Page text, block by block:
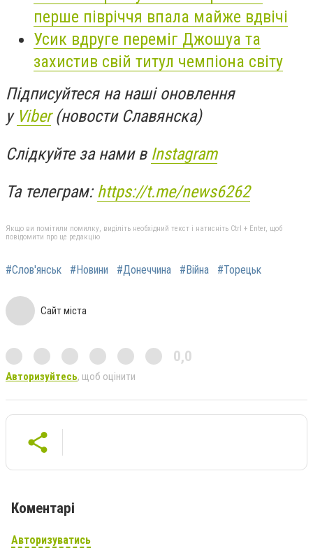
перше півріччя впала майже вдвічі
Усик вдруге переміг Джошуа та
захистив свій титул чемпіона світу
Підписуйтеся на наші оновлення
у Viber(новости Славянска)
Слідкуйте за нами в Instagram
Та телеграм: https://t.me/news6262
Якщо ви помітили помилку, виділіть необхідний текст і натисніть Ctrl + Enter, щоб
повідомити про це редакцію
#Слов'янськ #Новини #Донеччина #Війна #Торецьк
Сайт міста
0,0
Авторизуйтесь, щоб оцінити
Коментарі
Авторизуватись